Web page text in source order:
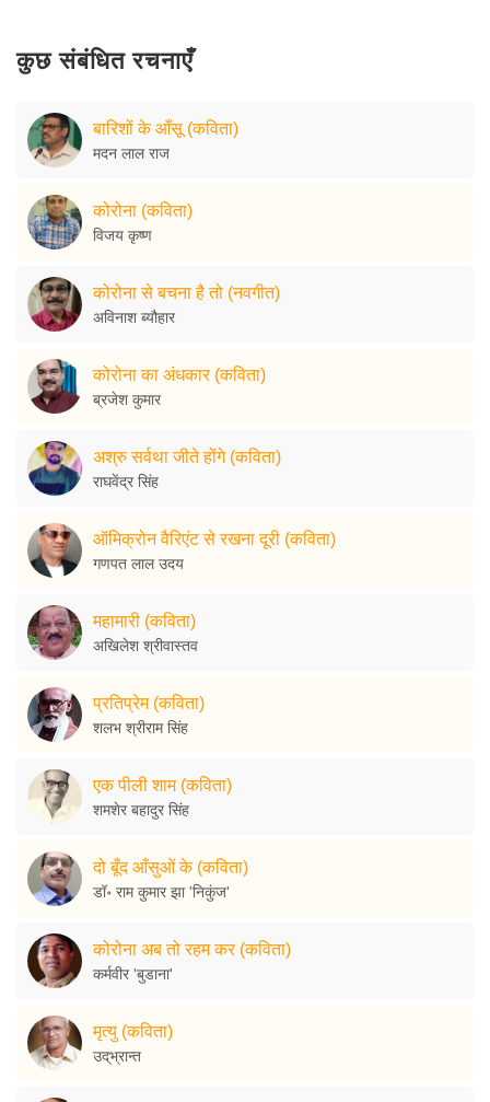
कुछ संबंधित रचनाएँ
बारिशों के आँसू (कविता)
मदन लाल राज
कोरोना (कविता)
विजय कृष्ण
कोरोना से बचना है तो (नवगीत)
अविनाश ब्यौहार
कोरोना का अंधकार (कविता)
ब्रजेश कुमार
अश्रु सर्वथा जीते होंगे (कविता)
राघवेंद्र सिंह
ऑमिक्रोन वैरिएंट से रखना दूरी (कविता)
गणपत लाल उदय
महामारी (कविता)
अखिलेश श्रीवास्तव
प्रतिप्रेम (कविता)
शलभ श्रीराम सिंह
एक पीली शाम (कविता)
शमशेर बहादुर सिंह
दो बूँद आँसुओं के (कविता)
डॉ॰ राम कुमार झा 'निकुंज'
कोरोना अब तो रहम कर (कविता)
कर्मवीर 'बुडाना'
मृत्यु (कविता)
उद्‌भ्रान्त